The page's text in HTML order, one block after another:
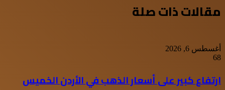
مقالات ذات صلة
أغسطس 6, 2026
68
ارتفاع كبير على أسعار الذهب في الأردن الخميس